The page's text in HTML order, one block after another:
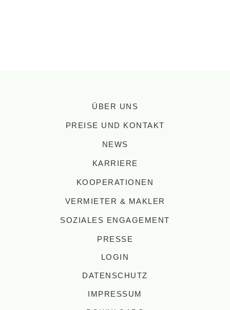
ÜBER UNS
PREISE UND KONTAKT
NEWS
KARRIERE
KOOPERATIONEN
VERMIETER & MAKLER
SOZIALES ENGAGEMENT
PRESSE
LOGIN
DATENSCHUTZ
IMPRESSUM